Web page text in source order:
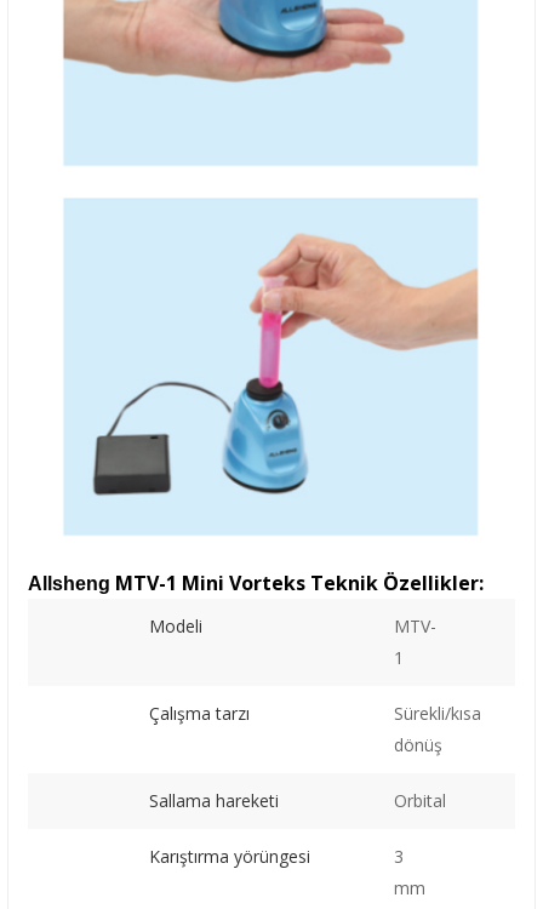
Allsheng MTV-1 Mini Vorteks Teknik Özellikler:
Modeli
MTV-
1
Çalışma tarzı
Sürekli/kısa
dönüş
Sallama hareketi Orbital
Karıştırma yörüngesi
3
mm